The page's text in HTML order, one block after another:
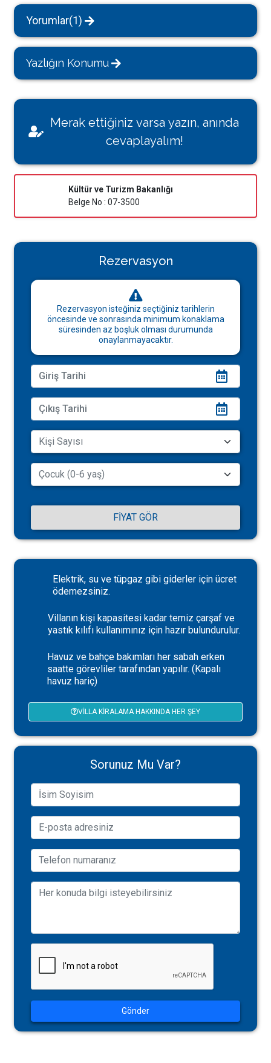
Yorumlar(1)
Yazlığın Konumu
Merak ettiğiniz varsa yazın, anında
cevaplayalım!
Kültür ve Turizm Bakanlığı
Belge No : 07-3500
Rezervasyon
Rezervasyon isteğiniz seçtiğiniz tarihlerin
öncesinde ve sonrasında minimum konaklama
süresinden az boşluk olması durumunda
onaylanmayacaktır.
FIYAT GÖR
Elektrik, su ve tüpgaz gibi giderler için ücret
ödemezsiniz.
Villanın kişi kapasitesi kadar temiz çarşaf ve
yastık kılıfı kullanımınız için hazır bulundurulur.
Havuz ve bahçe bakımları her sabah erken
saatte görevliler tarafından yapılır. (Kapalı
havuz hariç)
VILLA KIRALAMA HAKKINDA HER ŞEY
Sorunuz Mu Var?
Gönder